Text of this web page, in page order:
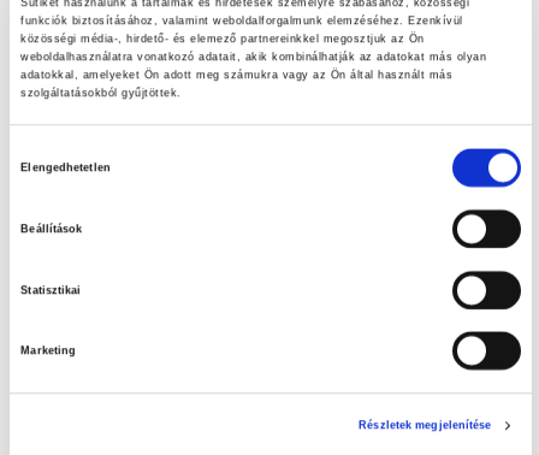
funkciók biztosításához, valamint weboldalforgalmunk elemzéséhez. Ezenkívül
közösségi média-, hirdető- és elemező partnereinkkel megosztjuk az Ön
weboldalhasználatra vonatkozó adatait, akik kombinálhatják az adatokat más olyan
adatokkal, amelyeket Ön adott meg számukra vagy az Ön által használt más
szolgáltatásokból gyűjtöttek.
Elengedhetetlen
Beállítások
Statisztikai
Marketing
Részletek megjelenítése
Nézd meg aktuális ajánlatainkat!
A tiszta medence élménye – Az otthoni medence tisztításának
fontossága